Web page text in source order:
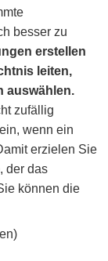
besser zu
erstellen
leiten,
auswählen.
zufällig
wenn ein
erzielen Sie
der das
können die